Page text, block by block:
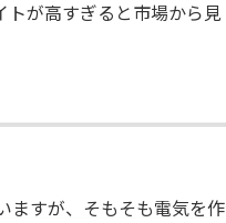
が高すぎると市場から見
ますが、そもそも電気を作